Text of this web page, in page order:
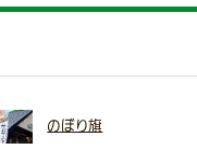
のぼり旗